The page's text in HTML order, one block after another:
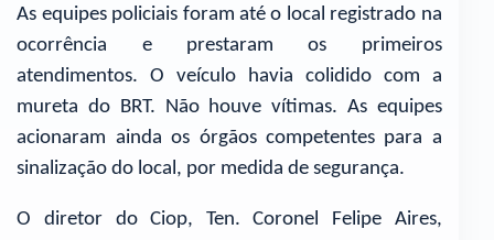
As equipes policiais foram até o local registrado na
ocorrência e prestaram os primeiros
atendimentos. O veículo havia colidido com a
mureta do BRT. Não houve vítimas. As equipes
acionaram ainda os órgãos competentes para a
sinalização do local, por medida de segurança.
O diretor do Ciop, Ten. Coronel Felipe Aires,